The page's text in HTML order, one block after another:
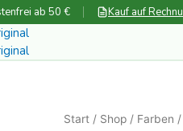
ab 50 € Kauf auf
Start / Shop / Farben